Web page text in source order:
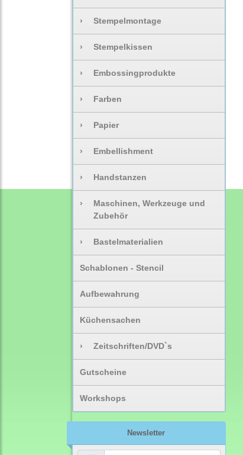
› Stempelmontage
› Stempelkissen
› Embossingprodukte
› Farben
› Papier
› Embellishment
› Handstanzen
›
Maschinen, Werkzeuge und
Zubehör
› Bastelmaterialien
Schablonen - Stencil
Aufbewahrung
Küchensachen
› Zeitschriften/DVD`s
Gutscheine
Workshops
Newsletter